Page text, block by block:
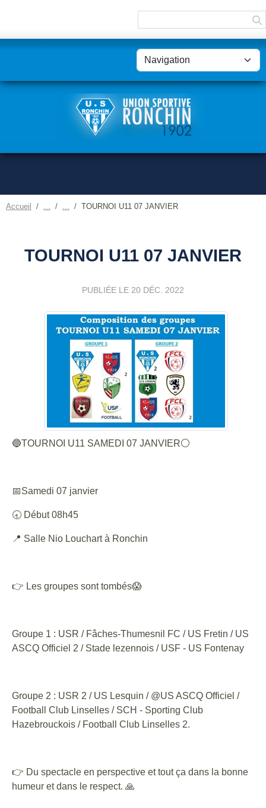
Accueil TOURNOI U11 07 JANVIER
TOURNOI U11 07 JANVIER
PUBLIÉE LE 20 DÉC. 2022
🔵TOURNOI U11 SAMEDI 07 JANVIER⚪
📅Samedi 07 janvier
🕣 Début 08h45
📍 Salle Nio Louchart à Ronchin
👉 Les groupes sont tombés😱
Groupe 1 : USR / Fâches-Thumesnil FC / US Fretin / US
ASCQ Officiel 2 / Stade lezennois / USF - US Fontenay
Groupe 2 : USR 2 / US Lesquin / @US ASCQ Officiel /
Football Club Linselles / SCH - Sporting Club
Hazebrouckois / Football Club Linselles 2.
👉 Du spectacle en perspective et tout ça dans la bonne
humeur et dans le respect. 🙏